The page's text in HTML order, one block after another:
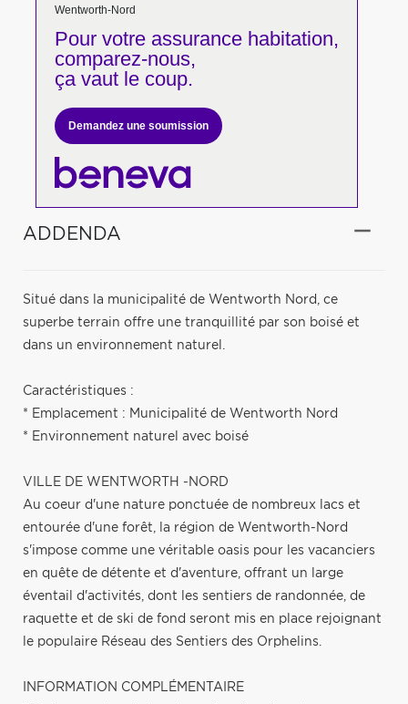
Wentworth-Nord
Pour votreassurance habitation,
comparez-nous,
ça vaut le coup.
Demandez une soumission
ADDENDA
Situé dans la municipalité de Wentworth Nord, ce
superbe terrain offre une tranquillité par son boisé et
dans un environnement naturel.
Caractéristiques :
* Emplacement : Municipalité de Wentworth Nord
* Environnement naturel avec boisé
VILLE DE WENTWORTH -NORD
Au coeur d'une nature ponctuée de nombreux lacs et
entourée d'une forêt, la région de Wentworth-Nord
s'impose comme une véritable oasis pour les vacanciers
en quête de détente et d'aventure, offrant un large
éventail d'activités, dont les sentiers de randonnée, de
raquette et de ski de fond seront mis en place rejoignant
le populaire Réseau des Sentiers des Orphelins.
INFORMATION COMPLÉMENTAIRE